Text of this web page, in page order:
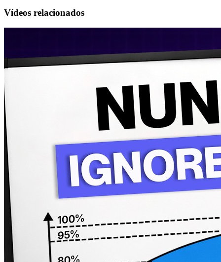
Vídeos relacionados